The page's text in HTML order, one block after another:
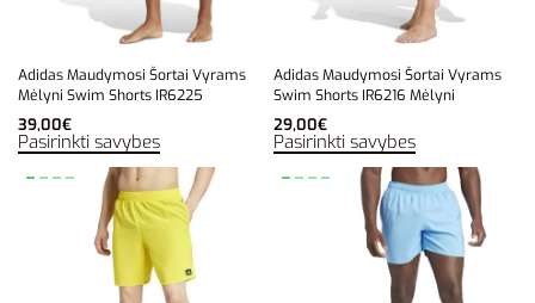
Adidas Maudymosi Šortai Vyrams
Mėlyni Swim Shorts IR6225
39,00€
Pasirinkti savybes
Adidas Maudymosi Šortai Vyrams
Swim Shorts IR6216 Mėlyni
29,00€
Pasirinkti savybes